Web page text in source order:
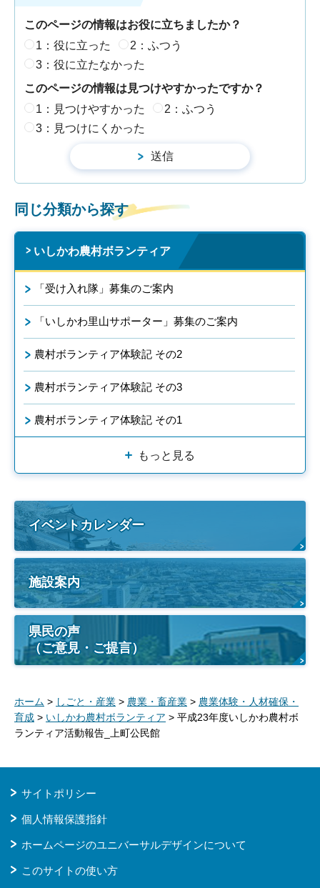
このページの情報はお役に立ちましたか？
1：役に立った
2：ふつう
3：役に立たなかった
このページの情報は見つけやすかったですか？
1：見つけやすかった
2：ふつう
3：見つけにくかった
同じ分類から探す
いしかわ農村ボランティア
「受け入れ隊」募集のご案内
「いしかわ里山サポーター」募集のご案内
農村ボランティア体験記 その2
農村ボランティア体験記 その3
農村ボランティア体験記 その1
もっと見る
イベントカレンダー
施設案内
県民の声
（ご意見・ご提言）
ホーム > しごと・産業 > 農業・畜産業 > 農業体験・人材確保・
育成 > いしかわ農村ボランティア > 平成23年度いしかわ農村ボ
ランティア活動報告_上町公民館
サイトポリシー
個人情報保護指針
ホームページのユニバーサルデザインについて
このサイトの使い方